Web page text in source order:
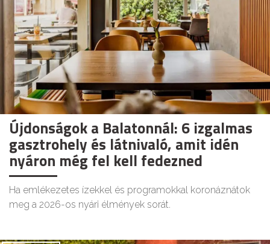
Újdonságok a Balatonnál: 6 izgalmas
gasztrohely és látnivaló, amit idén
nyáron még fel kell fedezned
Ha emlékezetes ízekkel és programokkal koronáznátok
meg a 2026-os nyári élmények sorát.